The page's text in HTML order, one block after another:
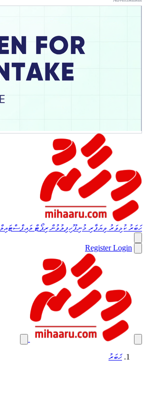
ހަބަރުކުޅިވަރު ވިޔަފާރި މުނިފޫހިފިލުވުންރިޕޯޓް ލައިފްސްޓައިލް
RegisterLogin
ޚަބަރު